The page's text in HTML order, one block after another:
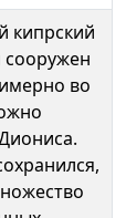
кипрский
сооружен
во